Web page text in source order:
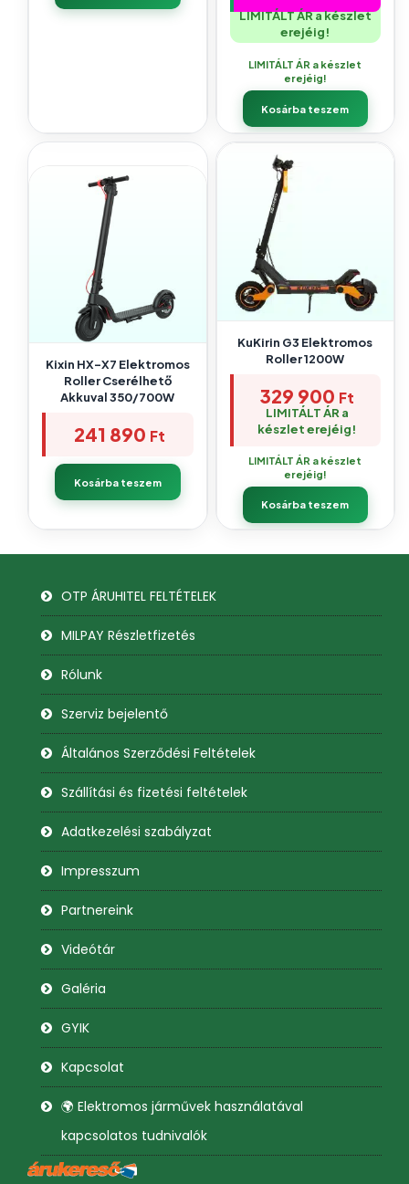
LIMITÁLT ÁR a készlet
erejéig!
LIMITÁLT ÁR a készlet
erejéig!
Kosárba teszem
Kixin HX-X7 Elektromos
Roller Cserélhető
Akkuval 350/700W
241 890 Ft
Kosárba teszem
KuKirin G3 Elektromos
Roller 1200W
329 900 Ft
LIMITÁLT ÁR a
készlet erejéig!
LIMITÁLT ÁR a készlet
erejéig!
Kosárba teszem
OTP ÁRUHITEL FELTÉTELEK
MILPAY Részletfizetés
Rólunk
Szerviz bejelentő
Általános Szerződési Feltételek
Szállítási és fizetési feltételek
Adatkezelési szabályzat
Impresszum
Partnereink
Videótár
Galéria
GYIK
Kapcsolat
🌍 Elektromos járművek használatával
kapcsolatos tudnivalók